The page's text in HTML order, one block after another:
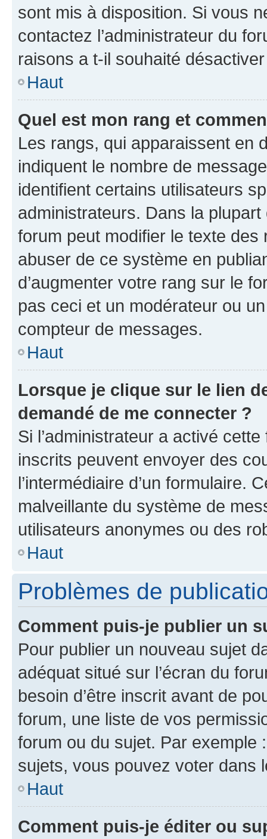
sont mis à disposition. Si vous
contactez l’administrateur du
raisons a t-il souhaité
Haut
Quel est mon rang et
Les rangs, qui apparaissent en
indiquent le nombre de
identifient certains utilisateurs
administrateurs. Dans la
forum peut modifier le texte
abuser de ce système en
d’augmenter votre rang sur le
pas ceci et un modérateur ou
compteur de messages.
Haut
Lorsque je clique sur le lien
demandé de me connecter ?
Si l’administrateur a activé
inscrits peuvent envoyer des
l’intermédiaire d’un formulaire.
malveillante du système de
utilisateurs anonymes ou des
Haut
Problèmes de
Comment puis-je publier un
Pour publier un nouveau sujet
adéquat situé sur l’écran du
besoin d’être inscrit avant de
forum, une liste de vos
forum ou du sujet. Par exemple
sujets, vous pouvez voter dans
Haut
Comment puis-je éditer ou